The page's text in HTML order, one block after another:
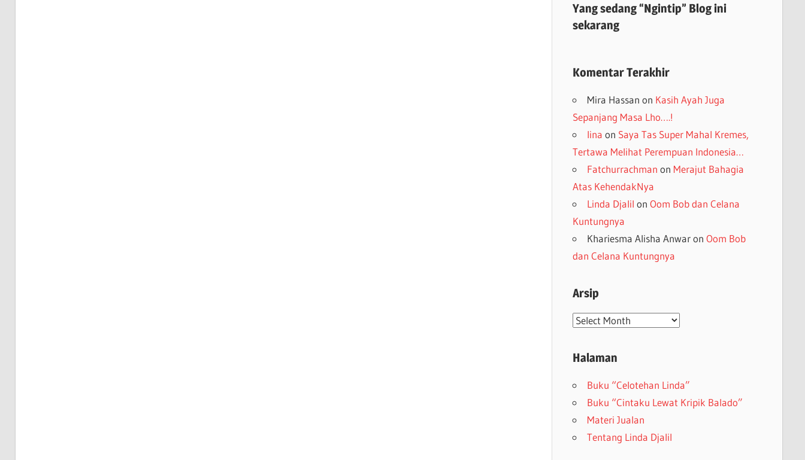
Yang sedang “Ngintip” Blog ini
sekarang
Komentar Terakhir
Mira Hassan on Kasih Ayah Juga
Sepanjang Masa Lho….!
lina on Saya Tas Super Mahal Kremes,
Tertawa Melihat Perempuan Indonesia…
Fatchurrachman on Merajut Bahagia
Atas KehendakNya
Linda Djalil on Oom Bob dan Celana
Kuntungnya
Khariesma Alisha Anwaron Oom Bob
dan Celana Kuntungnya
Arsip
Arsip
Halaman
Buku “Celotehan Linda”
Buku “Cintaku Lewat Kripik Balado”
Materi Jualan
Tentang Linda Djalil